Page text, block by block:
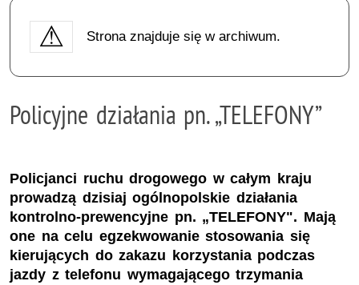
Strona znajduje się w archiwum.
Policyjne działania pn. „TELEFONY”
Policjanci ruchu drogowego w całym kraju
prowadzą dzisiaj ogólnopolskie działania
kontrolno-prewencyjne pn. „TELEFONY". Mają
one na celu egzekwowanie stosowania się
kierujących do zakazu korzystania podczas
jazdy z telefonu wymagającego trzymania